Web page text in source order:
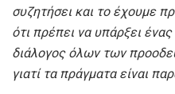
συζητήσει και το έχουμε
ότι πρέπει να υπάρξει
διάλογος όλων των
γιατί τα πράγματα είναι